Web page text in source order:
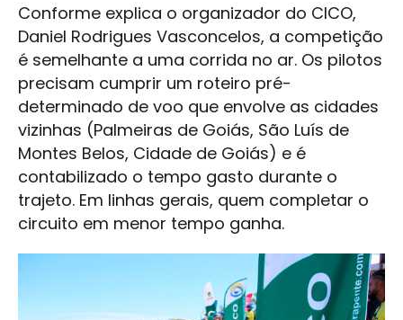
Conforme explica o organizador do CICO,
Daniel Rodrigues Vasconcelos, a competição
é semelhante a uma corrida no ar. Os pilotos
precisam cumprir um roteiro pré-
determinado de voo que envolve as cidades
vizinhas (Palmeiras de Goiás, São Luís de
Montes Belos, Cidade de Goiás) e é
contabilizado o tempo gasto durante o
trajeto. Em linhas gerais, quem completar o
circuito em menor tempo ganha.